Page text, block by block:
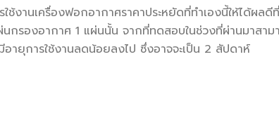
ช้งานเครื่องฟอกอากาศราคาประหยัดที่ทำเองนี้ให้ได้ผล
นกรองอากาศ 1 แผ่นนั้น จากที่ทดสอบในช่วงที่ผ่านมาส
อายุการใช้งานลดน้อยลงไป ซึ่งอาจจะเป็น 2 สัปดาห์